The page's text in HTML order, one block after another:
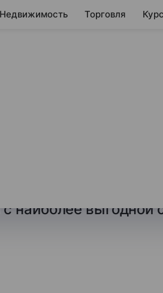
Недвижимость Торговля
по
наиболее выгодной